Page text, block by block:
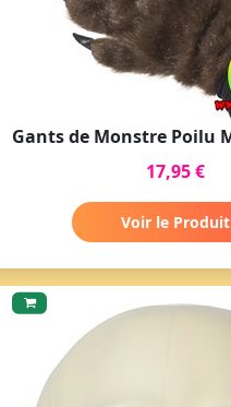
17,95 €
Voir le Produit